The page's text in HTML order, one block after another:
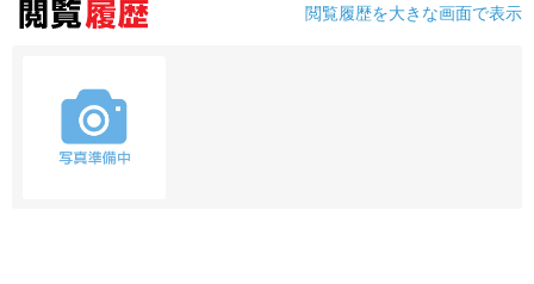
閲覧履歴を大きな画面で表示